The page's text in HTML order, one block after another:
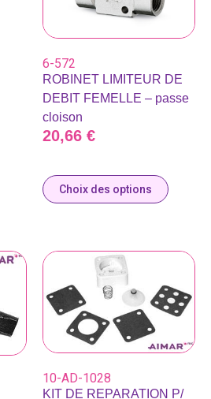
6-572
ROBINET LIMITEUR DE
DEBIT FEMELLE – passe
cloison
20,66 €
Choix des options
10-AD-1028
KIT DE REPARATION P/